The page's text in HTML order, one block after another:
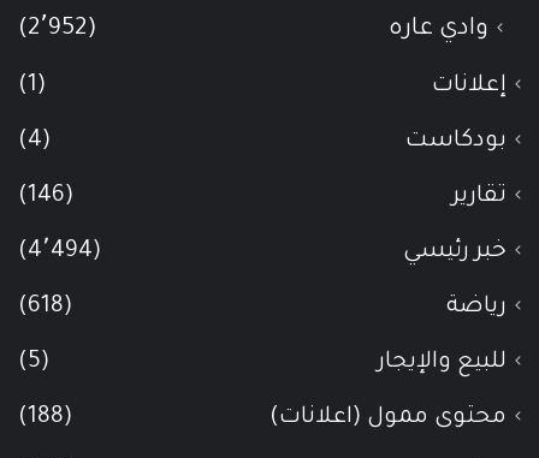
وادي عاره (2٬952)
إعلانات (1)
بودكاست (4)
تقارير (146)
خبر رئيسي (4٬494)
رياضة (618)
للبيع والإيجار (5)
محتوى ممول (اعلانات) (188)